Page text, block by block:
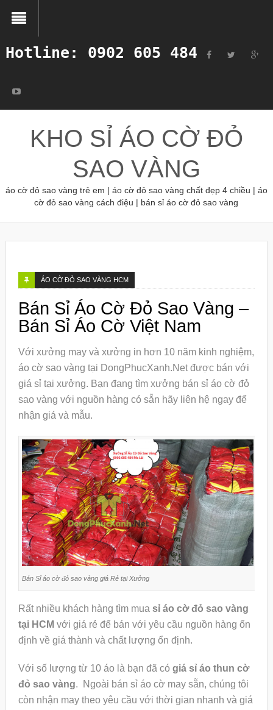
Hotline: 0902 605 484
KHO SỈ ÁO CỜ ĐỎ
SAO VÀNG
áo cờ đỏ sao vàng trẻ em | áo cờ đỏ sao vàng chất đẹp 4 chiều | áo
cờ đỏ sao vàng cách điệu | bán sỉ áo cờ đỏ sao vàng
ÁO CỜ ĐỎ SAO VÀNG HCM
Bán Sỉ Áo Cờ Đỏ Sao Vàng –
Bán Sỉ Áo Cờ Việt Nam
Với xưởng may và xưởng in hơn 10 năm kinh nghiệm,
áo cờ sao vàng tại DongPhucXanh.Net được bán với
giá sỉ tại xưởng. Bạn đang tìm xưởng bán sỉ áo cờ đỏ
sao vàng với nguồn hàng có sẵn hãy liên hệ ngay để
nhận giá và mẫu.
Bán Sỉ áo cờ đỏ sao vàng giá Rẻ tại Xưởng
Rất nhiều khách hàng tìm mua sỉ áo cờ đỏ sao vàng
tại HCM với giá rẻ để bán với yêu cầu nguồn hàng ổn
định về giá thành và chất lượng ổn định.
Với số lượng từ 10 áo là bạn đã có giá sỉ áo thun cờ
đỏ sao vàng. Ngoài bán sỉ áo cờ may sẵn, chúng tôi
còn nhận may theo yêu cầu với thời gian nhanh và giá